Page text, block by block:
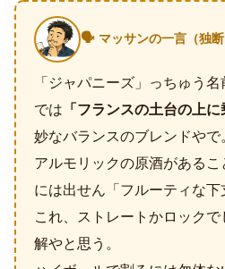
🗣️ マッサンの一言（独断
「ジャパニーズ」っちゅう
では 「フランスの土台の上に
妙なバランスのブレンドやで
アルモリックの原酒がある
には出せん「フルーティな下
これ、ストレートかロック
解やと思う。